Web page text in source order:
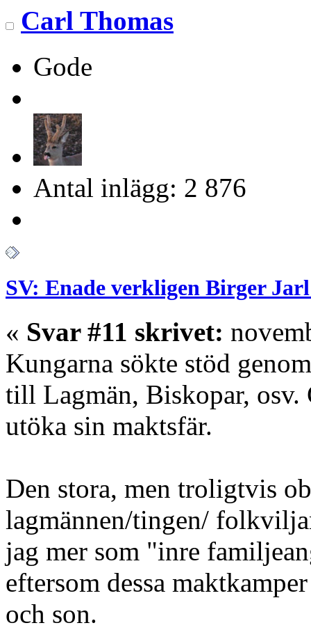
Carl Thomas
Gode
Antal inlägg: 2 876
SV: Enade verkligen Birger
« Svar #11 skrivet:
Kungarna sökte stöd
till Lagmän, Biskopar, osv.
utöka sin maktsfär.
Den stora, men troligtvis
lagmännen/tingen/
jag mer som "inre
eftersom dessa
och son.